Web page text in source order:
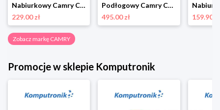
Nabiurkowy Camry CR 7903
229.00 zł
Podłogowy Camry CR 7851
495.00 zł
159.90 zł
Zobacz markę CAMRY
Promocje w sklepie Komputronik